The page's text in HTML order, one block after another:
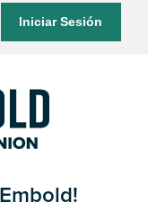
Iniciar Sesión